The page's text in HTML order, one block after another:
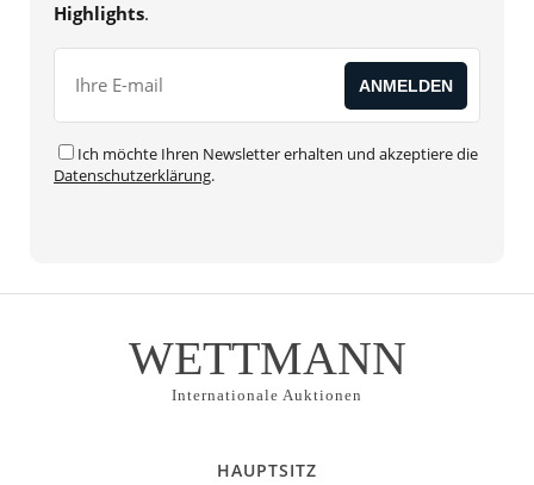
Highlights.
Ich möchte Ihren Newsletter erhalten und akzeptiere die
Datenschutzerklärung.
WETTMANN
Internationale Auktionen
HAUPTSITZ